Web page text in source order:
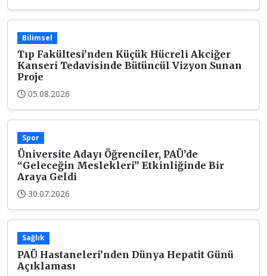
Bilimsel
Tıp Fakültesi’nden Küçük Hücreli Akciğer
Kanseri Tedavisinde Bütüncül Vizyon Sunan
Proje
05.08.2026
Spor
Üniversite Adayı Öğrenciler, PAÜ’de
“Geleceğin Meslekleri” Etkinliğinde Bir
Araya Geldi
30.07.2026
Sağlık
PAÜ Hastaneleri’nden Dünya Hepatit Günü
Açıklaması